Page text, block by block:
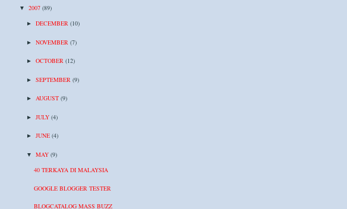
▼ 2007 (89)
► DECEMBER (10)
► NOVEMBER (7)
► OCTOBER (12)
► SEPTEMBER (9)
► AUGUST (9)
► JULY (4)
► JUNE (4)
▼ MAY (9)
40 TERKAYA DI MALAYSIA
GOOGLE BLOGGER TESTER
BLOGCATALOG MASS BUZZ